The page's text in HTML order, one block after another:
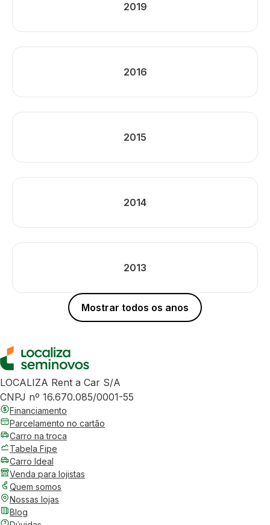
2019
2016
2015
2014
2013
Mostrar todos os anos
LOCALIZA Rent a Car S/A
CNPJ nº 16.670.085/0001-55
Financiamento
Parcelamento no cartão
Carro na troca
Tabela Fipe
Carro Ideal
Venda para lojistas
Quem somos
Nossas lojas
Blog